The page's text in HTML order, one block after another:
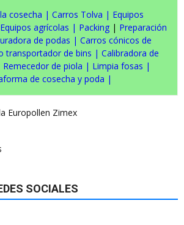
cosecha | Carros Tolva | Equipos
Equipos agrícolas | Packing | Preparación
de podas | Carros cónicos de
transportador de bins | Calibradora de
Remecedor de piola | Limpia fosas |
de cosecha y poda |
SOCIALES